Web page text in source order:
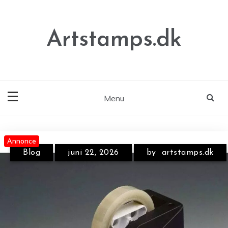
Artstamps.dk
Menu
Annonce
Annonce
Blog juni 22, 2026 by artstamps.dk
Annonce